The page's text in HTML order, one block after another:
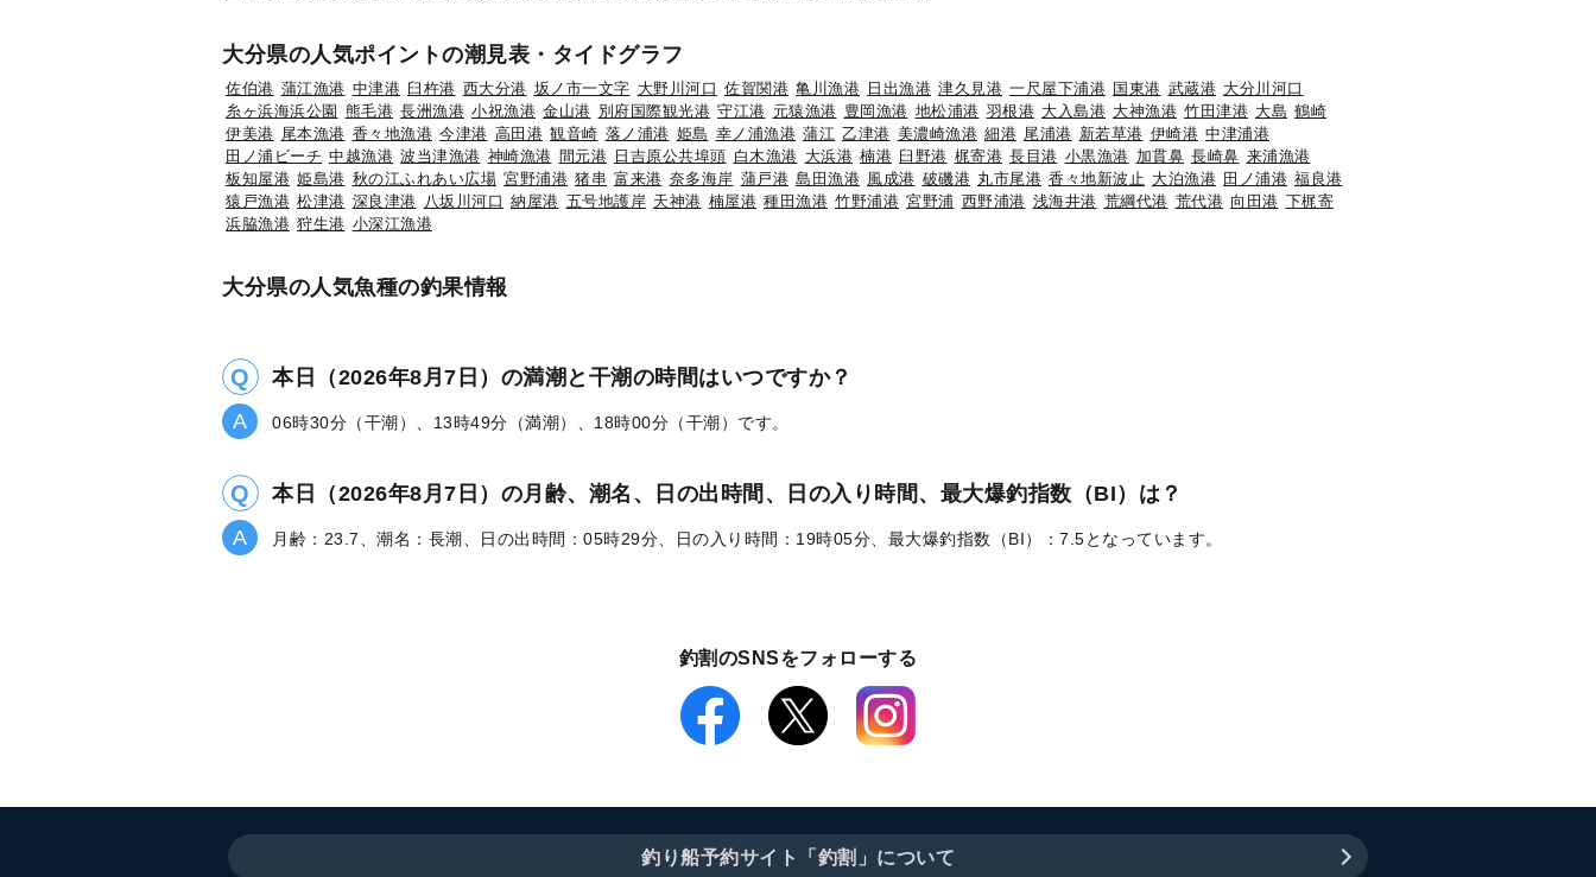
大分県の人気ポイントの潮見表・タイドグラフ
佐伯港 蒲江漁港 中津港 臼杵港 西大分港 坂ノ市一文字 大野川河口 佐賀関港 亀川漁港 日出漁港 津久見港 一尺屋下浦港 国東港 武蔵港 大分川河口
糸ヶ浜海浜公園 熊毛港 長洲漁港 小祝漁港 金山港 別府国際観光港 守江港 元猿漁港 豊岡漁港 地松浦港 羽根港 大入島港 大神漁港 竹田津港 大島 鶴崎
伊美港 尾本漁港 香々地漁港 今津港 高田港 観音崎 落ノ浦港 姫島 幸ノ浦漁港 蒲江 乙津港 美濃崎漁港 細港 尾浦港 新若草港 伊崎港 中津浦港
田ノ浦ビーチ 中越漁港 波当津漁港 神崎漁港 間元港 日吉原公共埠頭 白木漁港 大浜港 楠港 臼野港 梶寄港 長目港 小黒漁港 加貫鼻 長崎鼻 来浦漁港
板知屋港 姫島港 秋の江ふれあい広場 宮野浦港 猪串 富来港 奈多海岸 蒲戸港 島田漁港 風成港 破磯港 丸市尾港 香々地新波止 大泊漁港 田ノ浦港 福良港
猿戸漁港 松津港 深良津港 八坂川河口 納屋港 五号地護岸 天神港 楠屋港 種田漁港 竹野浦港 宮野浦 西野浦港 浅海井港 荒綱代港 荒代港 向田港 下梶寄
浜脇漁港 狩生港 小深江漁港
大分県の人気魚種の釣果情報
本日（2026年8月7日）の満潮と干潮の時間はいつですか？
06時30分（干潮）、13時49分（満潮）、18時00分（干潮）です。
本日（2026年8月7日）の月齢、潮名、日の出時間、日の入り時間、最大爆釣指数（BI）は？
月齢：23.7、潮名：長潮、日の出時間：05時29分、日の入り時間：19時05分、最大爆釣指数（BI）：7.5となっています。
釣割のSNSをフォローする
釣り船予約サイト「釣割」について